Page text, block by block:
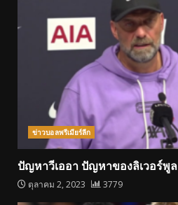
ข่าวบอลพรีเมียร์ลีก
ปัญหาวีเออา ปัญหาของลิเวอร์พูล
ตุลาคม 2, 2023 3779